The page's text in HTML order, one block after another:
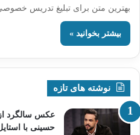
بهترین متن برای تبلیغ تدریس
بیشتر بخوانید »
نوشته های تازه
عکس سالگرد
حسینی با